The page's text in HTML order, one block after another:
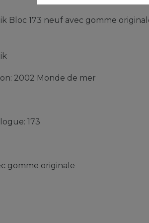
Bloc 173 neuf avec gomme
2002 Monde de mer
173
gomme originale